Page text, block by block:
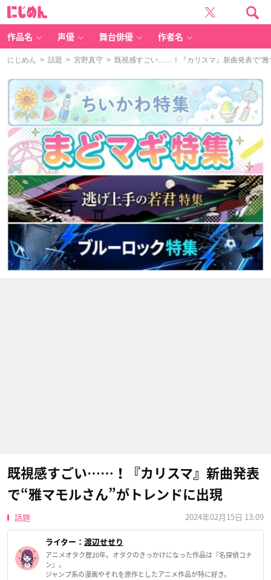
作品名 声優 舞台俳優 作者名
にじめん > 話題 > 宮野真守 > 既視感すごい……！『カリスマ』新曲発表で“雅
既視感すごい……！『カリスマ』新曲発表
で“雅マモルさん”がトレンドに出現
話題 2024年02月15日 13:09
ライター： 渡辺せせり
アニメオタク歴20年。オタクのきっかけになった作品は『名探偵コナ
ン』。
ジャンプ系の漫画やそれを原作としたアニメ作品が特に好き。